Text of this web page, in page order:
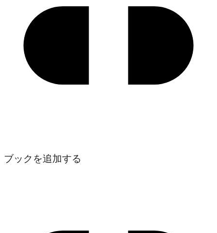
ブックを追加する